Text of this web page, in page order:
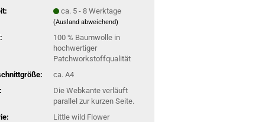
ca. 5 - 8 Werktage
(Ausland abweichend)
100 % Baumwolle in
hochwertiger
Patchworkstoffqualität
ca. A4
Die Webkante verläuft
parallel zur kurzen Seite.
Little wild Flower